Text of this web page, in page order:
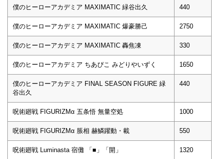
僕のヒーローアカデミア MAXIMATIC 緑谷出久 440
僕のヒーローアカデミア MAXIMATIC 爆豪勝己 2750
僕のヒーローアカデミア MAXIMATIC 轟焦凍 330
僕のヒーローアカデミア ちあぴこ みどりやいずく 1650
僕のヒーローアカデミア FINAL SEASON FIGURE 緑
谷出久
440
呪術廻戦 FIGURIZMα 五条悟 無量空処 1000
呪術廻戦 FIGURIZMα 脹相 赫鱗躍動・載 550
呪術廻戦 Luminasta 宿儺 「■」「開」 1320